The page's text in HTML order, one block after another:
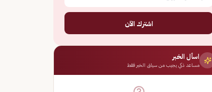
اشترك الآن
اسأل الخبر
مساعد ذكي يجيب من سياق الخبر فقط